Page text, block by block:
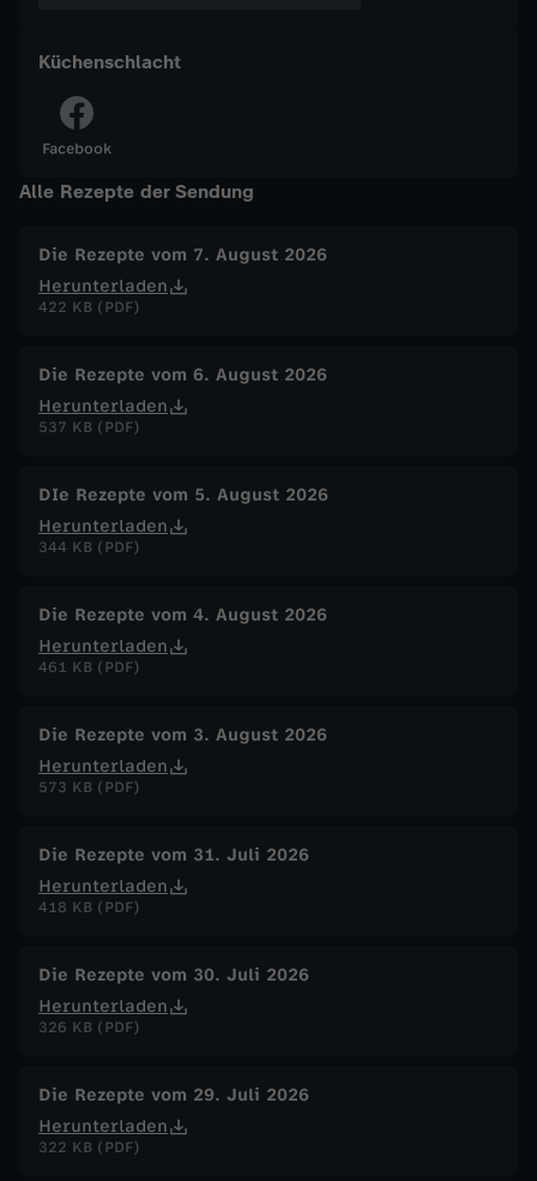
w
-
A
v
o
c
a
d
o
B
r
e
v
.
Küchenschlacht
Facebook
Alle Rezepte der Sendung
Die Rezepte vom 7. August 2026
Herunterladen
422 KB (PDF)
Die Rezepte vom 6. August 2026
Herunterladen
537 KB (PDF)
DIe Rezepte vom 5. August 2026
Herunterladen
344 KB (PDF)
Die Rezepte vom 4. August 2026
Herunterladen
461 KB (PDF)
Die Rezepte vom 3. August 2026
Herunterladen
573 KB (PDF)
Die Rezepte vom 31. Juli 2026
Herunterladen
418 KB (PDF)
Die Rezepte vom 30. Juli 2026
Herunterladen
326 KB (PDF)
Die Rezepte vom 29. Juli 2026
Herunterladen
322 KB (PDF)